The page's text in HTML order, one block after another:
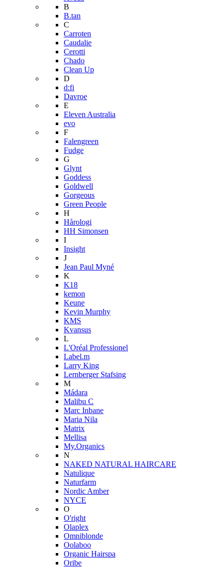
B
B.tan
C
Carroten
Caudalie
Cerotti
Chado
Clean Up
D
d:fi
Davroe
E
Eleven Australia
evo
F
Falengreen
Fudge
G
Glynt
Goddess
Goldwell
Gorgeous
Green People
H
Hårologi
HH Simonsen
I
Insight
J
Jean Paul Myné
K
K18
kemon
Keune
Kevin Murphy
KMS
Kvansus
L
L'Oréal Professionel
Label.m
Larry King
Lernberger Stafsing
M
Mádara
Malibu C
Marc Inbane
Maria Nila
Matrix
Mellisa
My.Organics
N
NAKED NATURAL HAIRCARE
Natulique
Naturfarm
Nordic Amber
NYCE
O
O'right
Olaplex
Omniblonde
Oolaboo
Organic Hairspa
Oribe